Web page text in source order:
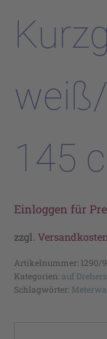
145
Einloggen für
zzgl. Versandkosten
Artikelnummer: 1290/
Kategorien: auf
Schlagwörter: